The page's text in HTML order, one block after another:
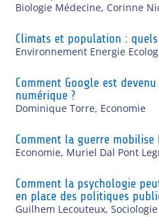
Biologie Médecine, Corinne
Climats et population : quels
Environnement Energie
Comment Google est
numérique ?
Dominique Torre, Economie
Comment la guerre mobilise
Economie, Muriel Dal Pont
Comment la psychologie
en place des politiques
Guilhem Lecouteux,